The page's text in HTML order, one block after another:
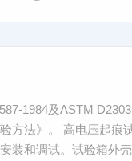
1984及ASTM
方法》。 高电压起痕
装和调试。试验箱外